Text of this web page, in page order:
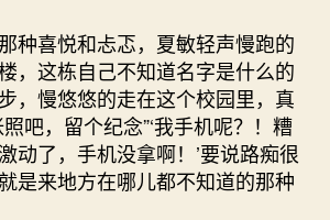
种喜悦和忐忑，夏敏轻声慢跑的
，这栋自己不知道名字是什么的
，慢悠悠的走在这个校园里，真
吧，留个纪念”‘我手机呢？！糟
动了，手机没拿啊！’要说路痴很
是来地方在哪儿都不知道的那种